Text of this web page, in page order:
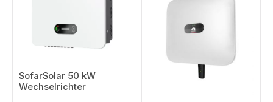
SofarSolar 50 kW
Wechselrichter